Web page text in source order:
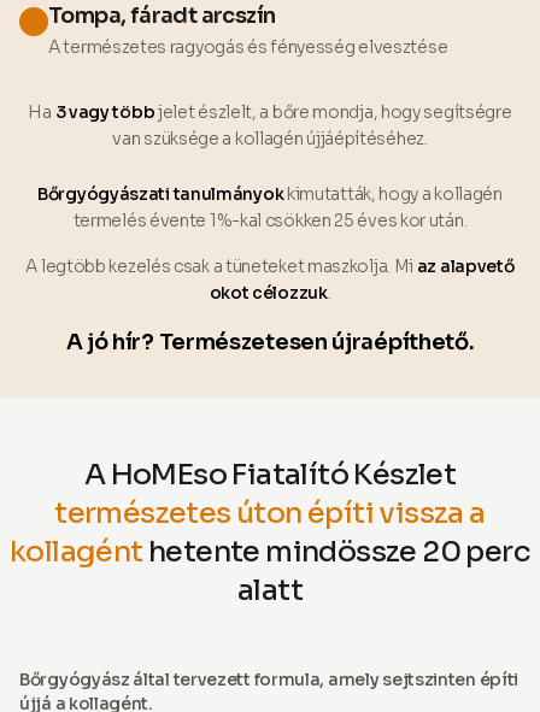
Tompa, fáradt arcszín
A természetes ragyogás és fényesség elvesztése
Ha 3 vagy többjelet észlelt, a bőre mondja, hogy segítségre
van szüksége a kollagén újjáépítéséhez.
Bőrgyógyászati tanulmányokkimutatták, hogy a kollagén
termelés évente 1%-kal csökken 25 éves kor után.
A legtöbb kezelés csak a tüneteket maszkolja. Mi az alapvető
okot célozzuk.
A jó hír? Természetesen újraépíthető.
A HoMEso Fiatalító Készlet
természetes úton építi vissza a
kollagént hetente mindössze 20 perc
alatt
Bőrgyógyász által tervezett formula, amely sejtszinten építi
újjá a kollagént.